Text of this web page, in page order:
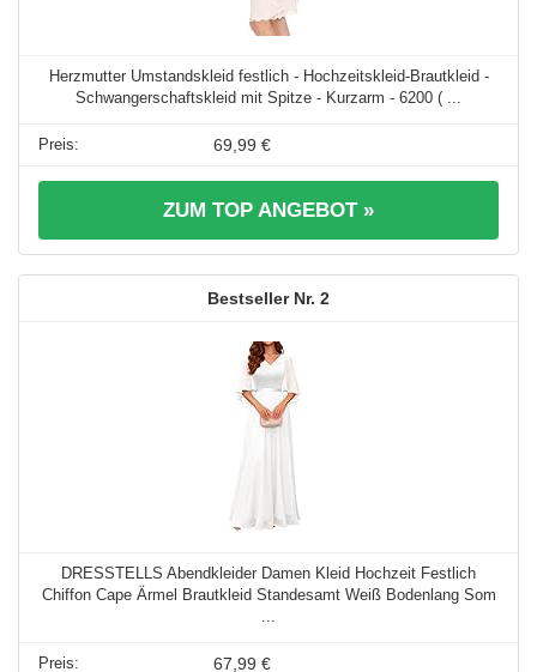
Herzmutter Umstandskleid festlich - Hochzeitskleid-Brautkleid -
Schwangerschaftskleid mit Spitze - Kurzarm - 6200 ( ...
69,99 €
ZUM TOP ANGEBOT »
2
DRESSTELLS Abendkleider Damen Kleid Hochzeit Festlich
Chiffon Cape Ärmel Brautkleid Standesamt Weiß Bodenlang Som
...
67,99 €